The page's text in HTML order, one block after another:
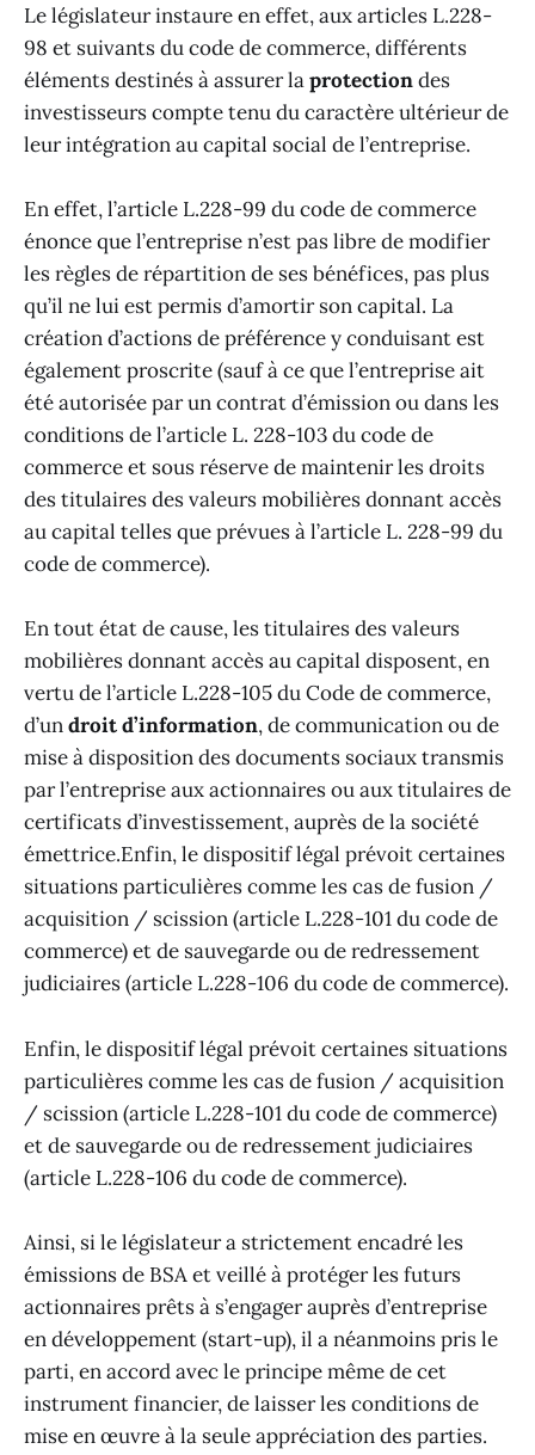
Le législateur instaure en effet, aux articles L.228-
98 et suivants du code de commerce, différents
éléments destinés à assurer laprotectiondes
investisseurs compte tenu du caractère ultérieur de
leur intégration au capital social de l’entreprise.
En effet, l’article L.228-99 du code de commerce
énonce que l’entreprise n’est pas libre de modifier
les règles de répartition de ses bénéfices, pas plus
qu’il ne lui est permis d’amortir son capital. La
création d’actions de préférence y conduisant est
également proscrite (sauf à ce que l’entreprise ait
été autorisée par un contrat d’émission ou dans les
conditions de l’article L. 228-103 du code de
commerce et sous réserve de maintenir les droits
des titulaires des valeurs mobilières donnant accès
au capital telles que prévues à l’article L. 228-99 du
code de commerce).
En tout état de cause, les titulaires des valeurs
mobilières donnant accès au capital disposent, en
vertu de l’article L.228-105 du Code de commerce,
d’undroit d’information, de communication ou de
mise à disposition des documents sociaux transmis
par l’entreprise aux actionnaires ou aux titulaires de
certificats d’investissement, auprès de la société
émettrice.Enfin, le dispositif légal prévoit certaines
situations particulières comme les cas de fusion /
acquisition / scission (article L.228-101 du code de
commerce) et de sauvegarde ou de redressement
judiciaires (article L.228-106 du code de commerce).
Enfin, le dispositif légal prévoit certaines situations
particulières comme les cas de fusion / acquisition
/ scission (article L.228-101 du code de commerce)
et de sauvegarde ou de redressement judiciaires
(article L.228-106 du code de commerce).
Ainsi, si le législateur a strictement encadré les
émissions de BSA et veillé à protéger les futurs
actionnaires prêts à s’engager auprès d’entreprise
en développement (start-up), il a néanmoins pris le
parti, en accord avec le principe même de cet
instrument financier, de laisser les conditions de
mise en œuvre à la seule appréciation des parties.